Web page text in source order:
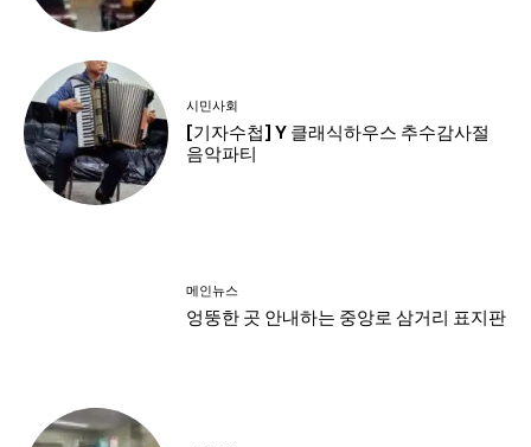
시민사회
[기자수첩] Y 클래식하우스 추수감사절
음악파티
메인뉴스
엉뚱한 곳 안내하는 중앙로 삼거리 표지판